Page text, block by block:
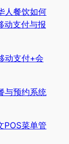
人餐饮如何
动支付与报
动支付+会
与预约系统
POS菜单管